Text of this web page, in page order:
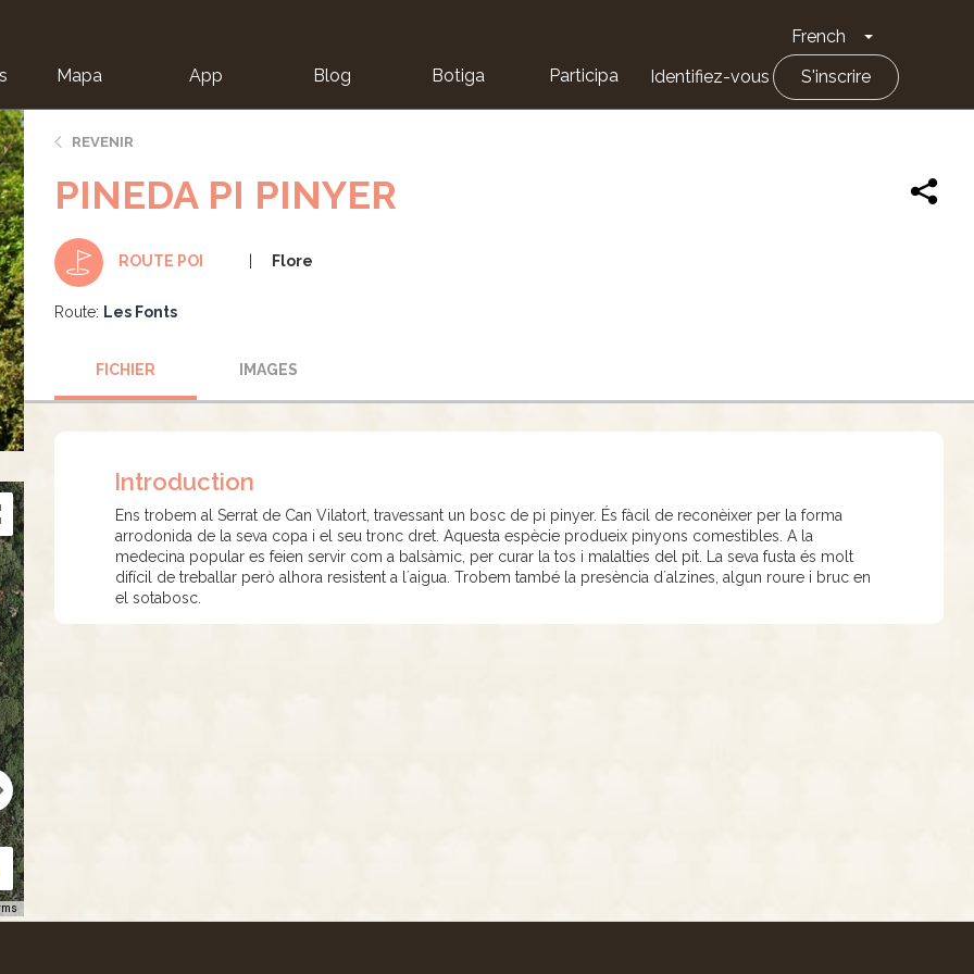
French Toggle
Mapa App Blog Botiga Participa Identifiez-vous S'inscrire
REVENIR
PINEDA PI PINYER
ROUTE POI Flore
Route: Les Fonts
FICHIER IMAGES
Introduction
Ens trobem al Serrat de Can Vilatort, travessant un bosc de pi pinyer. És fàcil de reconèixer per la forma
arrodonida de la seva copa i el seu tronc dret. Aquesta espècie produeix pinyons comestibles. A la
medecina popular es feien servir com a balsàmic, per curar la tos i malalties del pit. La seva fusta és molt
difícil de treballar però alhora resistent a l´aigua. Trobem també la presència d´alzines, algun roure i bruc en
el sotabosc.